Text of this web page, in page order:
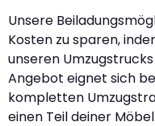
Unsere
Kosten zu sparen,
unseren
Angebot eignet sich
kompletten
einen Teil deiner